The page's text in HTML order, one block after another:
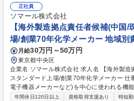
正社員
ソマール株式会社
【海外製造拠点責任者候補(中国/
場/創業70年化学メーカー 地域別
月給30万円～50万円
東京都中央区
企業名 ソマール株式会社 求人名 【海外製造拠点責任者候補(中国/珠海)】
スタンダード上場/創業70年化学メーカー 仕事の内容 製造業(自動車・大手
電子機器メーカーなど)を中心に使われる機
製品など)の製造販売および商社機能も持つ
年間休日120日以上 資格取得支援あり 時短